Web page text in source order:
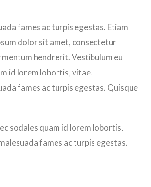
fames ac turpis egestas. Etiam
dolor sit amet, consectetur
hendrerit. Vestibulum eu
id lorem lobortis, vitae.
fames ac turpis egestas. Quisque
sodales quam id lorem lobortis,
fames ac turpis egestas.